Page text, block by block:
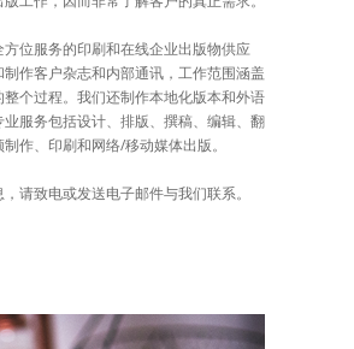
位服务的印刷和在线企业出版物供应
作客户杂志和内部通讯，工作范围涵盖
整个过程。我们还制作本地化版本和外语
业服务包括设计、排版、撰稿、编辑、翻
作、印刷和网络/移动媒体出版。
请致电或发送电子邮件与我们联系。